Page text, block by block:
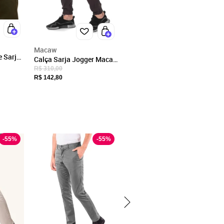
Sarja
Macaw
Calça Sarja Jogger Macaw
Bolso Cargo 7785
R$ 310,00
R$ 142,80
-55% -55%